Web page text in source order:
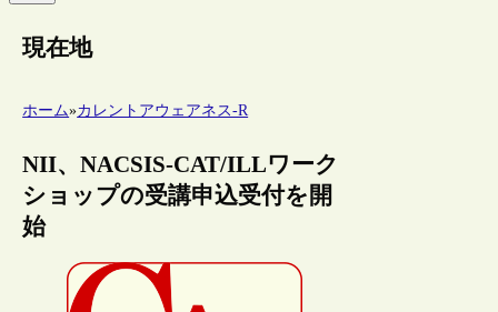
現在地
ホーム»カレントアウェアネス-R
NII、NACSIS-CAT/ILLワーク
ショップの受講申込受付を開
始